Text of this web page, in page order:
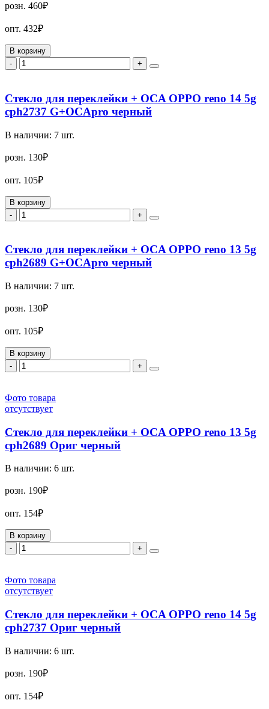
розн. 460₽
опт. 432₽
В корзину
-
+
Стекло для переклейки + OCA OPPO reno 14 5g
cph2737 G+OCApro черный
В наличии: 7 шт.
розн. 130₽
опт. 105₽
В корзину
-
+
Стекло для переклейки + OCA OPPO reno 13 5g
cph2689 G+OCApro черный
В наличии: 7 шт.
розн. 130₽
опт. 105₽
В корзину
-
+
Фото товара
отсутствует
Стекло для переклейки + OCA OPPO reno 13 5g
cph2689 Ориг черный
В наличии: 6 шт.
розн. 190₽
опт. 154₽
В корзину
-
+
Фото товара
отсутствует
Стекло для переклейки + OCA OPPO reno 14 5g
cph2737 Ориг черный
В наличии: 6 шт.
розн. 190₽
опт. 154₽